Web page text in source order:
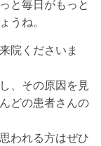
と毎日がもっと
うね。
院くださいま
、その原因を見
どの患者さんの
われる方はぜひ